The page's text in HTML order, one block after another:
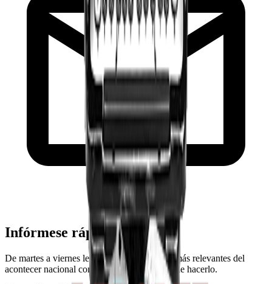
Infórmese rápido y gratis
De martes a viernes le contamos las noticias más relevantes del
acontecer nacional como solo Delfino.cr puede hacerlo.